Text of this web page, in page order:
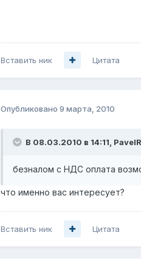
Вставить ник Цитата
Опубликовано 9 марта, 2010
В 08.03.2010 в 14:11,
безналом с НДС оплата
что именно вас интересует?
Вставить ник Цитата